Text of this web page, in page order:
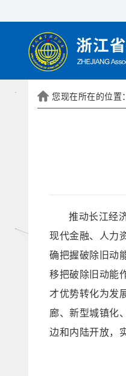
您现在所在的位置：
推动长江经
现代金融、人力
确把握破除旧动
移把破除旧动能
才优势转化为发
廊、新型城镇化
边和内陆开放，